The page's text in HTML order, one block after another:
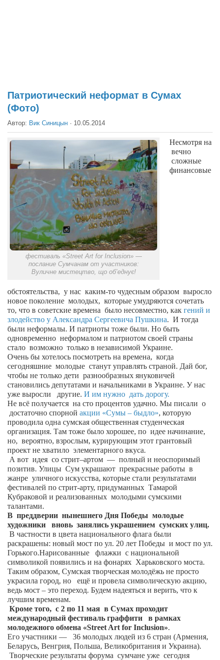
Выборы
Деньги
Традиции
Экология
Здоровье
Здоровый образ жизни
Сам себе доктор
Активный отдых
Курьезы
Досье
Арт-менеджеры
Лариса Ильченко
Орест Коваль
Тамара Кубракова
Елена Мельник
Вера Паненко
Семён Салатенко
Сергей Шепилов
Актёры
Валентин Бурый
Александра Сокол
Барды
Игорь Добровольский
Ольга Козаченко
Оксана Скоробагатская
Александра Скорук
Евгений Полюхович
Ольга Чикина
Бизнес-партнёры
Здоровье
Врач психиатр–нарколог Анплеев А.Б.
Патриотический неформат в Сумах
(Фото)
Автор: Вик Синицын · 10.05.2014
фестиваль «Street Art for Inclusion» —
послание Сумчанам от участников:
Вуличне мистецтво, що об’еднує!
Несмотря на
вечно
сложные
финансовые
обстоятельства, у нас каким-то чудесным образом выросло
новое поколение молодых, которые умудряются сочетать
то, что в советские времена было несовместно, как гений и
злодейство у Александра Сергеевича Пушкина. И тогда
были неформалы. И патриоты тоже были. Но быть
одновременно неформалом и патриотом своей страны
стало возможно только в независимой Украине.
Очень бы хотелось посмотреть на времена, когда
сегодняшние молодые станут управлять страной. Дай бог,
чтобы не только дети разнообразных януковичей
становились депутатами и начальниками в Украине. У нас
уже выросли
другие. И им нужно дать дорогу.
Не всё получается на сто процентов удачно. Мы писали о
достаточно спорной акции «Сумы – быдло», которую
проводила одна сумская общественная студенческая
организация. Там тоже было хорошее, по идее начинание,
но, вероятно, взрослым, курирующим этот грантовый
проект не хватило элементарного вкуса.
А вот идея со стрит–артом — полный и неоспоримый
позитив. Улицы Сум украшают прекрасные работы в
жанре уличного искусства, которые стали результатами
фестивалей по стрит-арту, придуманных Тамарой
Кубраковой и реализованных молодыми сумскими
талантами.
В преддверии нынешнего Дня Победы молодые
художники вновь занялись украшением сумских улиц.
В частности в цвета национального флага были
раскрашены: новый мост по ул. 20 лет Победы и мост по ул.
Горького.Нарисованные
флажки с национальной
символикой появились и на фонарях Харьковского моста.
Таким образом, Сумская творческая молодёжь не просто
украсила город, но
ещё и провела символическую акцию,
ведь мост – это переход. Будем надеяться и верить, что к
лучшим временам.
Кроме того, с 2 по 11 мая в Сумах проходит
международный фестиваль граффити в рамках
молодежного обмена «Street Art for Inclusion».
Его участники —
36 молодых людей из 6 стран (Армения,
Беларусь, Венгрия, Польша, Великобритания и Украина).
Творческие результаты форума сумчане уже сегодня